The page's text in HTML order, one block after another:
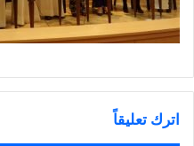
اترك تعليقاً